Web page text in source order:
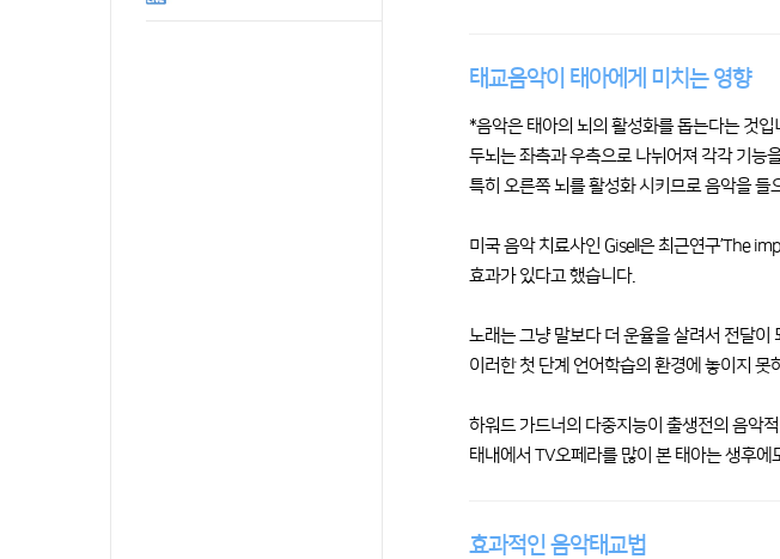
태교음악이 태아에게 미치는 영향
*음악은 태아의 뇌의 활성화를 돕는다는 것입
두뇌는 좌측과 우측으로 나뉘어져 각각 기능
특히 오른쪽 뇌를 활성화 시키므로 음악을 들
미국 음악 치료사인 Gisell은 최근연구’The
효과가 있다고 했습니다.
노래는 그냥 말보다 더 운율을 살려서 전달
이러한 첫 단계 언어학습의 환경에 놓이지
하워드 가드너의 다중지능이 출생전의 음악
태내에서 TV오페라를 많이 본 태아는 생후에
효과적인 음악태교법